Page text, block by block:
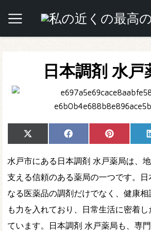
日本調剤 水戸
Share
on
X
(Twitter)
Share
on
Facebook Share
on
Pinterest
水戸市にある日本調剤 水戸薬局は、
支える信頼のある薬局の一つです。
なる医薬品の調剤だけでなく、健康相
も力を入れており、日常生活に密着
ています。日本調剤 水戸薬局も、専